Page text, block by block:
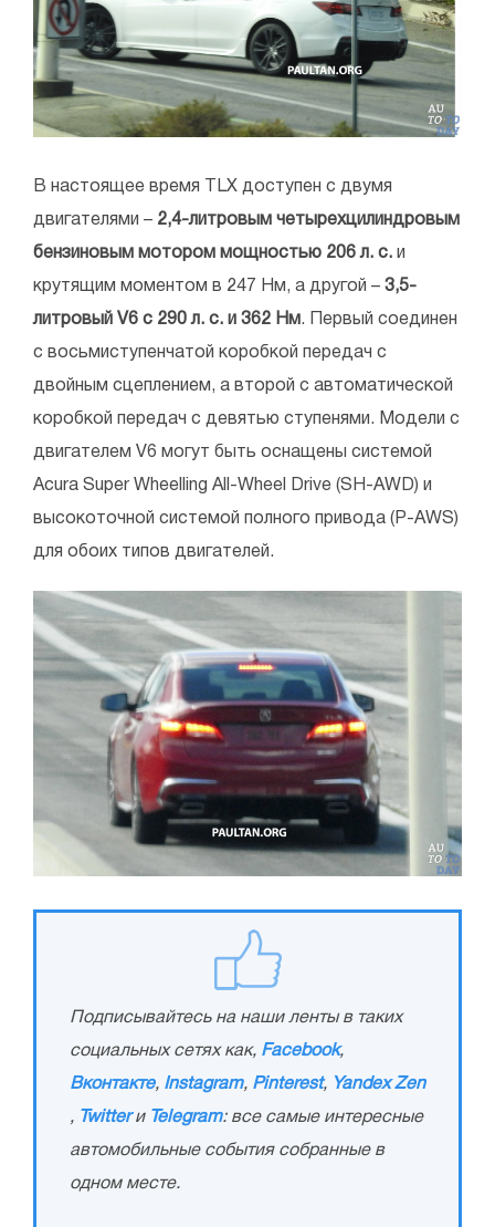
В настоящее время TLX доступен с двумя
двигателями – 2,4-литровым четырехцилиндровым
бензиновым мотором мощностью 206 л. с. и
крутящим моментом в 247 Нм, а другой – 3,5-
литровый V6 с 290 л. с. и 362 Нм. Первый соединен
с восьмиступенчатой коробкой передач с
двойным сцеплением, а второй с автоматической
коробкой передач с девятью ступенями. Модели с
двигателем V6 могут быть оснащены системой
Acura Super Wheelling All-Wheel Drive (SH-AWD) и
высокоточной системой полного привода (P-AWS)
для обоих типов двигателей.
Подписывайтесь на наши ленты в таких
социальных сетях как, Facebook,
Вконтакте, Instagram, Pinterest, Yandex Zen
, Twitterи Telegram: все самые интересные
автомобильные события собранные в
одном месте.